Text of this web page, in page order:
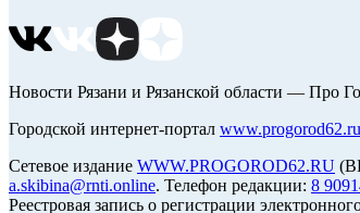
Новости Рязани и Рязанской области — Про
Городской интернет-портал www.progorod62.ru
Сетевое издание WWW.PROGOROD62.RU
a.skibina@rnti.online. Телефон редакции: 8
Реестровая запись о регистрации